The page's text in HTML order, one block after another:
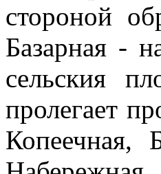
стороной
Базарная -
сельския
пролегает
Копеечная,